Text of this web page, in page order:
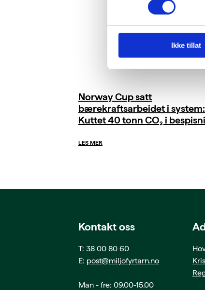
Ikke tillat
Norway Cup satt
bærekraftsarbeidet i system:
Kuttet 40 tonn CO₂ i
LES MER
Kontakt oss
T: 38 00 80 60
E: post@miljofyrtarn.no
Man - fre: 09.00-15.00